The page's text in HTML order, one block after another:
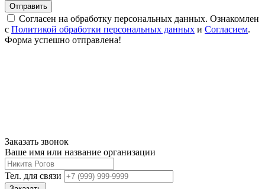
Отправить
Согласен на обработку персональных данных. Ознакомлен
с Политикой обработки персональных данных и Согласием.
Форма успешно отправлена!
Заказать звонок
Ваше имя или название организации
Тел. для связи